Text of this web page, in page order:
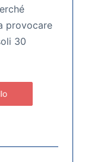
provocare
30